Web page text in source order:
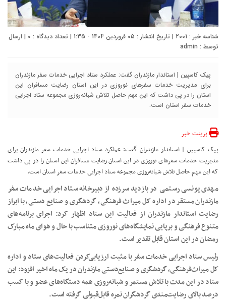
شناسه خبر : 2001 | تاریخ انتشار : 05 فروردین 1404 - 1:35 | تعداد دیدگاه : 0 | ارسال
توسط : admin
پیک کاسپین | استاندار مازندران گفت: عملکرد ستاد اجرایی خدمات سفر مازندران
برای مدیریت خدمات سفرهای نوروزی در این استان رضایت مسافران این
استان را در پی داشت که این مهم حاصل تلاش شبانه‌روزی مجموعه ستاد اجرایی
خدمات سفر استان است.
پرینت خبر
پیک کاسپین | استاندار مازندران گفت: عملکرد ستاد اجرایی خدمات سفر مازندران برای
مدیریت خدمات سفرهای نوروزی در این استان رضایت مسافران این استان را در پی داشت
که این مهم حاصل تلاش شبانه‌روزی مجموعه ستاد اجرایی خدمات سفر استان است.
مهدی یونسی رستمی در بازدید سرزده از دبیرخانه ستاد اجرایی خدمات سفر
مازندران مستقر در اداره کل میراث فرهنگی، گردشگری و صنایع دستی، با ابراز
رضایت استاندار مازندران از فعالیت این ستاد اظهار کرد: اجرای برنامه‌های
متنوع فرهنگی و برپایی نمایشگاه‌های نوروزی متناسب با حال و هوای ماه مبارک
رمضان در این استان قابل تقدیر است.
رئیس ستاد اجرایی خدمات سفر با مثبت ارزیابی‌کردن فعالیت‌های ستاد و اداره
کل میراث‌فرهنگی، گردشگری و صنایع‌دستی مازندران در یک ماه اخیر افزود: این
ستاد در این مدت با تلاش مستمر و شبانه‌روزی همه دستگاه‌های عضو و با کسب
درصد بالای رضایت‌مندی گردشگران نمره قابل‌قبولی گرفته است.